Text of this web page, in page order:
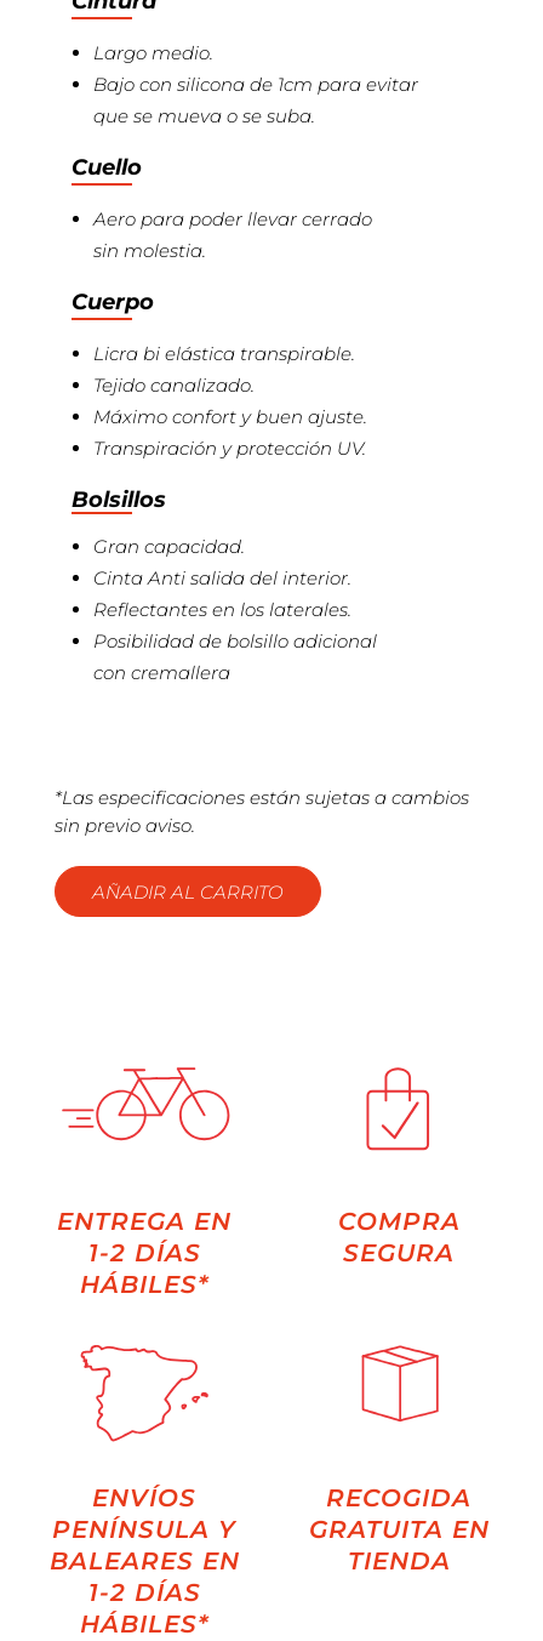
Largo medio.
Bajo con silicona de 1cm para evitar
que se mueva o se suba.
Cuello
Aero para poder llevar cerrado
sin molestia.
Cuerpo
Licra bi elástica transpirable.
Tejido canalizado.
Máximo confort y buen ajuste.
Transpiración y protección UV.
Bolsillos
Gran capacidad.
Cinta Anti salida del interior.
Reflectantes en los laterales.
Posibilidad de bolsillo adicional
con cremallera
*Las especificaciones están sujetas a cambios
sin previo aviso.
AÑADIR AL CARRITO
ENTREGA EN
1-2 DÍAS
HÁBILES*
COMPRA
SEGURA
ENVÍOS
PENÍNSULA Y
BALEARES EN
1-2 DÍAS
HÁBILES*
RECOGIDA
GRATUITA EN
TIENDA